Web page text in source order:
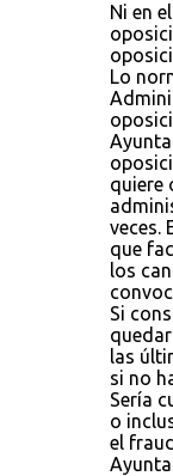
Ni en
Lo
quiere
veces.
que
los
Si
las
si no
Sería
o
el